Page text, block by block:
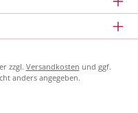
zzgl. Versandkosten und ggf.
anders angegeben.